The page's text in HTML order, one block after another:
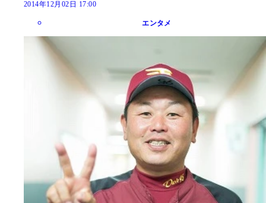
2014年12月02日 17:00
エンタメ